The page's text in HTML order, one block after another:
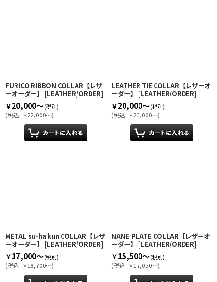
FURICO RIBBON COLLAR【レザ
ーオーダー】
[LEATHER/ORDER]
￥20,000～(税別)
(税込: ￥22,000～)
LEATHER TIE COLLAR【レザーオ
ーダー】
[LEATHER/ORDER]
￥20,000～(税別)
(税込: ￥22,000～)
METAL su-ha kun COLLAR【レザ
ーオーダー】
[LEATHER/ORDER]
￥17,000～(税別)
(税込: ￥18,700～)
NAME PLATE COLLAR【レザーオ
ーダー】
[LEATHER/ORDER]
￥15,500～(税別)
(税込: ￥17,050～)